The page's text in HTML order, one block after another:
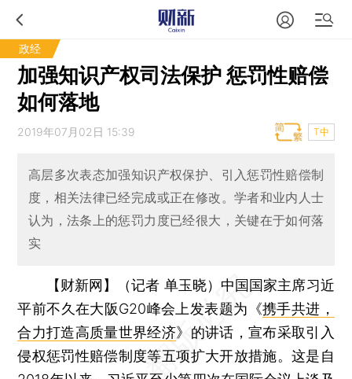
政经
加强知识产权司法保护 惩罚性赔偿
如何落地
2019年07月02日 15:39 T中
高层多次表态加强知识产权保护、引入惩罚性赔偿制
度，相关法律已经完成或正在修改。学者和业内人士
认为，法条上的惩罚力度已经很大，关键在于如何落
实
【财新网】（记者 单玉晓） 中国国家主席习近
平前不久在大阪G20峰会上发表题为《携手共进，
合力打造高质量世界经济》的讲话，宣布采取引入
侵权惩罚性赔偿制度等五项扩大开放措施。这是自